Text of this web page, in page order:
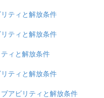
ティと解放条件
ティと解放条件
ィと解放条件
ティと解放条件
アビリティと解放条件